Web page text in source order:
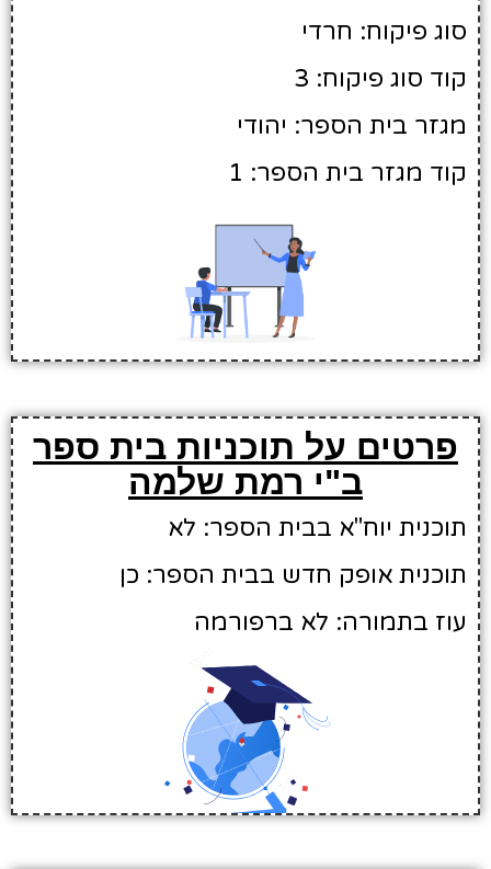
סוג פיקוח: חרדי
קוד סוג פיקוח: 3
מגזר בית הספר: יהודי
קוד מגזר בית הספר: 1
פרטים על תוכניות בית ספר
ב"י רמת שלמה
תוכנית יוח"א בבית הספר: לא
תוכנית אופק חדש בבית הספר: כן
עוז בתמורה: לא ברפורמה